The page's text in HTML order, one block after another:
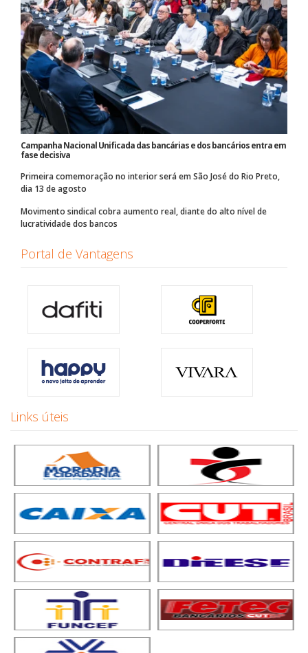
Campanha Nacional Unificada das bancárias e dos bancários entra em
fase decisiva
Primeira comemoração no interior será em São José do Rio Preto,
dia 13 de agosto
Movimento sindical cobra aumento real, diante do alto nível de
lucratividade dos bancos
Portal de Vantagens
Links úteis